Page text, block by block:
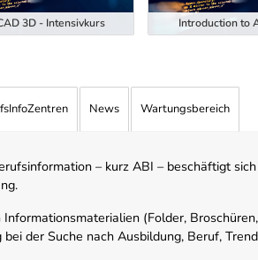
3D - Intensivkurs Introduction to
News Wartungsbereich
– kurz ABI – beschäftigt
(Folder,
der Suche nach Ausbildung, Beruf,